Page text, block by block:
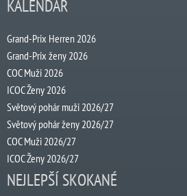
KALENDÁŘ
Grand-Prix Herren 2026
Grand-Prix ženy 2026
COC Muži 2026
ICOC Ženy 2026
Světový pohár muži 2026/27
Světový pohár ženy 2026/27
COC Muži 2026/27
ICOC Ženy 2026/27
NEJLEPŠÍ SKOKANÉ